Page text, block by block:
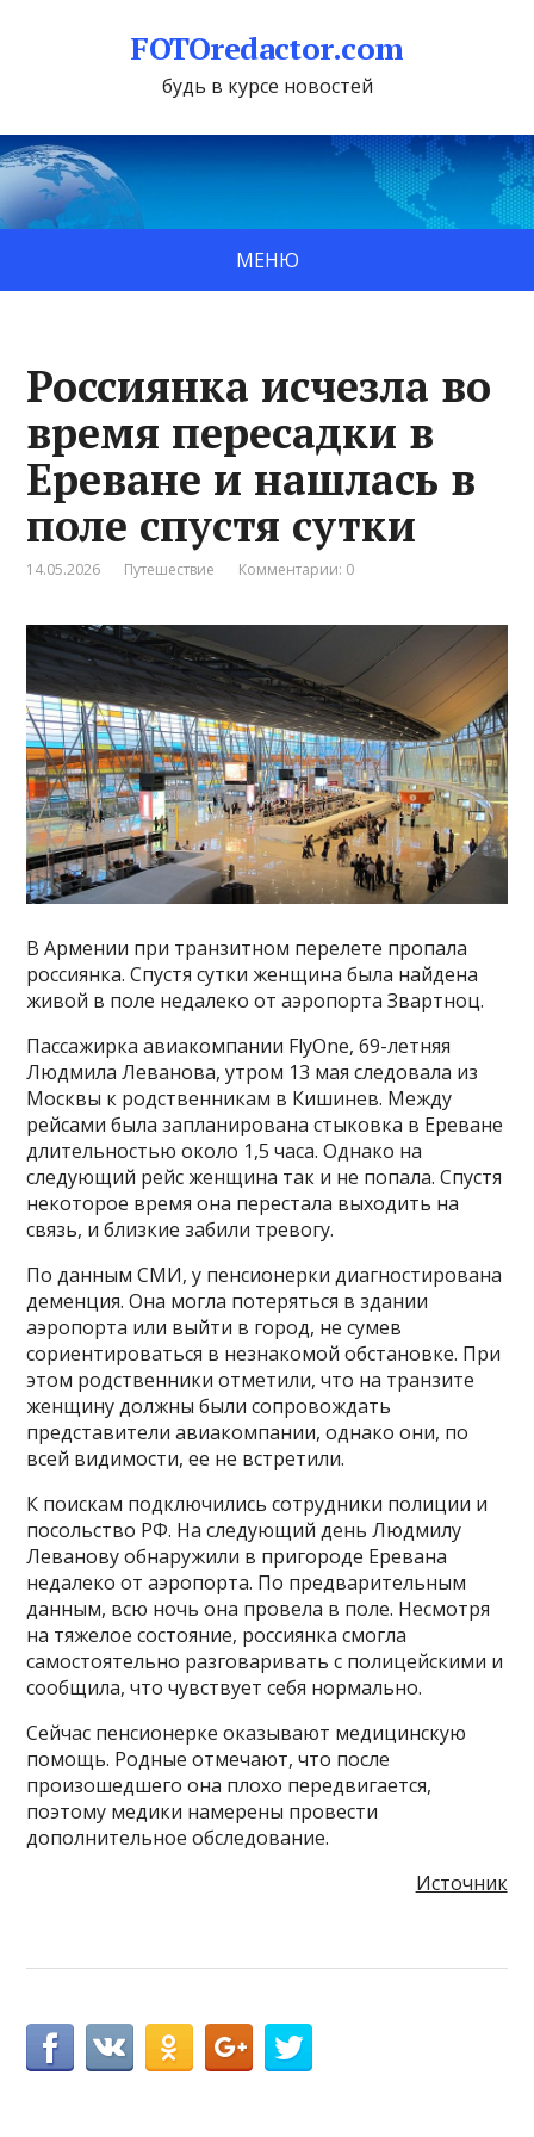
FOTOredactor.com
будь в курсе новостей
МЕНЮ
Россиянка исчезла во
время пересадки в
Ереване и нашлась в
поле спустя сутки
14.05.2026 Путешествие Комментарии: 0
В Армении при транзитном перелете пропала
россиянка. Спустя сутки женщина была найдена
живой в поле недалеко от аэропорта Звартноц.
Пассажирка авиакомпании FlyOne, 69-летняя
Людмила Леванова, утром 13 мая следовала из
Москвы к родственникам в Кишинев. Между
рейсами была запланирована стыковка в Ереване
длительностью около 1,5 часа. Однако на
следующий рейс женщина так и не попала. Спустя
некоторое время она перестала выходить на
связь, и близкие забили тревогу.
По данным СМИ, у пенсионерки диагностирована
деменция. Она могла потеряться в здании
аэропорта или выйти в город, не сумев
сориентироваться в незнакомой обстановке. При
этом родственники отметили, что на транзите
женщину должны были сопровождать
представители авиакомпании, однако они, по
всей видимости, ее не встретили.
К поискам подключились сотрудники полиции и
посольство РФ. На следующий день Людмилу
Леванову обнаружили в пригороде Еревана
недалеко от аэропорта. По предварительным
данным, всю ночь она провела в поле. Несмотря
на тяжелое состояние, россиянка смогла
самостоятельно разговаривать с полицейскими и
сообщила, что чувствует себя нормально.
Сейчас пенсионерке оказывают медицинскую
помощь. Родные отмечают, что после
произошедшего она плохо передвигается,
поэтому медики намерены провести
дополнительное обследование.
Источник